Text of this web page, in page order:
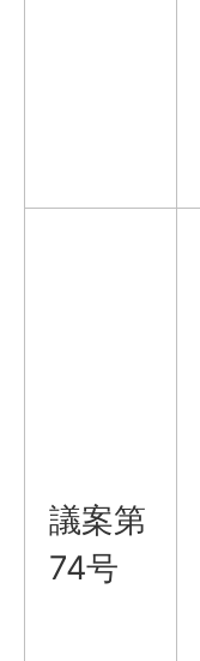
議案第
74号